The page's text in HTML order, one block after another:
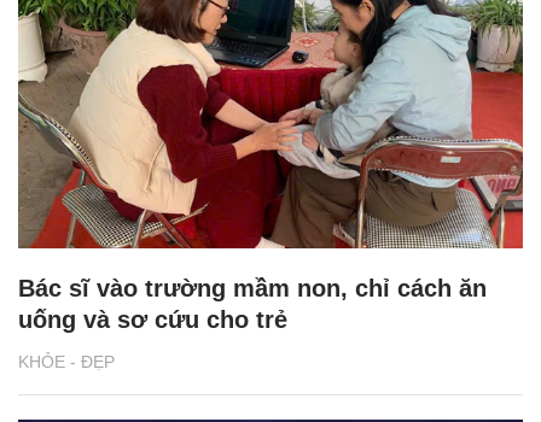
KHỎE - ĐẸP
Bác sĩ vào trường mầm non, chỉ cách ăn
uống và sơ cứu cho trẻ